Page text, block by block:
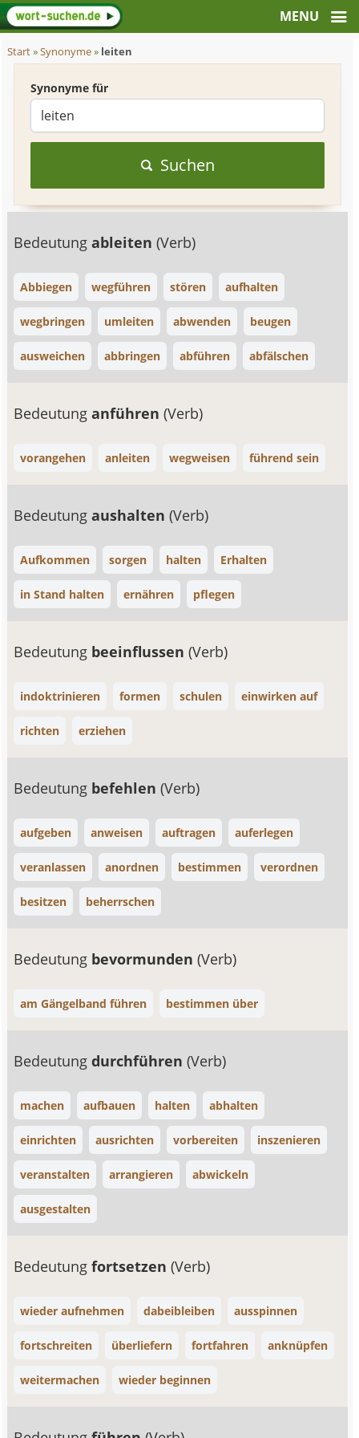
Start»Synonyme» leiten
Synonyme für
Suchen
Bedeutungableiten(Verb)
Abbiegen wegführen stören aufhalten
wegbringen umleiten abwenden beugen
ausweichen abbringen abführen abfälschen
Bedeutunganführen(Verb)
vorangehen anleiten wegweisen führend sein
Bedeutungaushalten(Verb)
Aufkommen sorgen halten Erhalten
in Stand halten ernähren pflegen
Bedeutung beeinflussen(Verb)
indoktrinieren formen schulen einwirken auf
richten erziehen
Bedeutung befehlen(Verb)
aufgeben anweisen auftragen auferlegen
veranlassen anordnen bestimmen verordnen
besitzen beherrschen
Bedeutung bevormunden(Verb)
am Gängelband führen bestimmen über
Bedeutungdurchführen(Verb)
machen aufbauen halten abhalten
einrichten ausrichten vorbereiten inszenieren
veranstalten arrangieren abwickeln
ausgestalten
Bedeutungfortsetzen(Verb)
wieder aufnehmen dabeibleiben ausspinnen
fortschreiten überliefern fortfahren anknüpfen
weitermachen wieder beginnen